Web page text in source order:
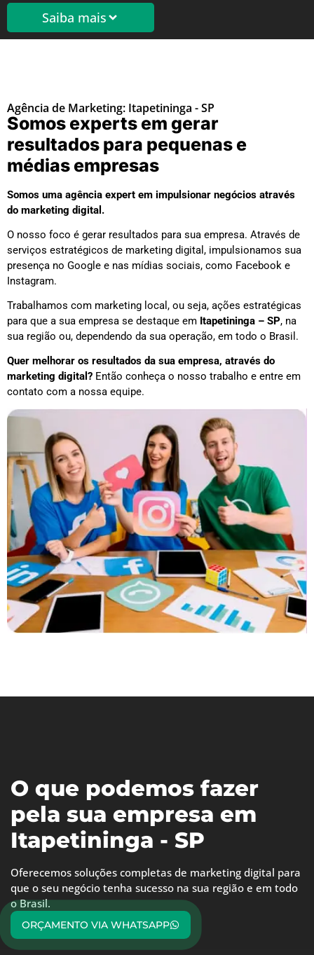
Saiba mais
Agência de Marketing: Itapetininga - SP
Somos experts em gerar
resultados para pequenas e
médias empresas
Somos uma agência expert em impulsionar negócios através
do marketing digital.
O nosso foco é gerar resultados para sua empresa. Através de
serviços estratégicos de marketing digital, impulsionamos sua
presença no Google e nas mídias sociais, como Facebook e
Instagram.
Trabalhamos com marketing local, ou seja, ações estratégicas
para que a sua empresa se destaque em Itapetininga – SP, na
sua região ou, dependendo da sua operação, em todo o Brasil.
Quer melhorar os resultados da sua empresa, através do
marketing digital? Então conheça o nosso trabalho e entre em
contato com a nossa equipe.
O que podemos fazer
pela sua empresa em
Itapetininga - SP
Oferecemos soluções completas de marketing digital para
que o seu negócio tenha sucesso na sua região e em todo
o Brasil.
ORÇAMENTO VIA WHATSAPP